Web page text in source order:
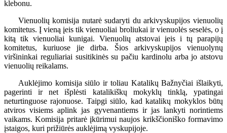
klebonu.
Vienuolių komisija nutarė sudaryti du arkivyskupijos vienuolių
komitetus. Į vieną įeis tik vienuoliai broliukai ir vienuolės seselės, o į
kitą tik vienuoliai kunigai. Vienuolių atstovai įeis i tų parapijų
komitetus, kuriuose jie dirba. Šios arkivyskupijos vienuolynų
viršininkai reguliariai susitikinės su pačiu kardinolu arba jo atstovu
vienuolių reikalams.
Auklėjimo komisija siūlo ir toliau Katalikų Bažnyčiai išlaikyti,
pagerinti ir net išplėsti katalikiškų mokyklų tinklą, ypatingai
neturtinguose rajonuose. Taipgi siūlo, kad katalikų mokyklos būtų
atviros visiems aplink jas gyvenantiems ir jas lankyti norintiems
vaikams. Komisija pritarė įkūrimui naujos krikščioniško formavimo
įstaigos, kuri prižiūrės auklėjimą vyskupijoje.